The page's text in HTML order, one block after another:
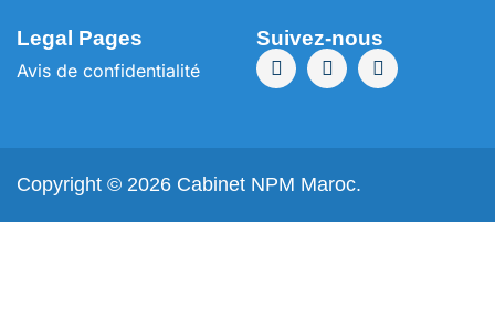
Legal Pages
Avis de confidentialité
Suivez-nous
Copyright © 2026 Cabinet NPM Maroc.